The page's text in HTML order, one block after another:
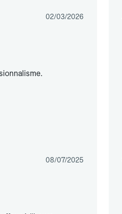
02/03/2026
08/07/2025